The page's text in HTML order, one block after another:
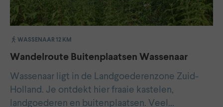
WASSENAAR 12 KM
Wandelroute Buitenplaatsen Wassenaar
Wassenaar ligt in de Landgoederenzone Zuid-
Holland. Je ontdekt hier fraaie kastelen,
landgoederen en buitenplaatsen. Veel…